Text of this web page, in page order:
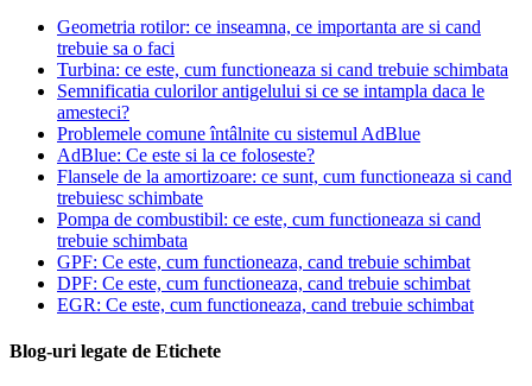
Geometria rotilor: ce inseamna, ce importanta are si cand
trebuie sa o faci
Turbina: ce este, cum functioneaza si cand trebuie schimbata
Semnificatia culorilor antigelului si ce se intampla daca le
amesteci?
Problemele comune întâlnite cu sistemul AdBlue
AdBlue: Ce este si la ce foloseste?
Flansele de la amortizoare: ce sunt, cum functioneaza si cand
trebuiesc schimbate
Pompa de combustibil: ce este, cum functioneaza si cand
trebuie schimbata
GPF: Ce este, cum functioneaza, cand trebuie schimbat
DPF: Ce este, cum functioneaza, cand trebuie schimbat
EGR: Ce este, cum functioneaza, cand trebuie schimbat
Blog-uri legate de Etichete